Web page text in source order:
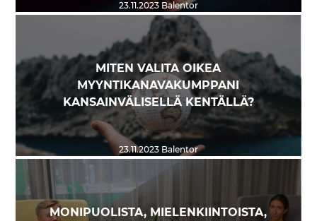
23.11.2023Balentor
MITEN VALITA OIKEA
MYYNTIKANAVAKUMPPANI
KANSAINVÄLISELLÄ KENTÄLLÄ?
23.11.2023Balentor
MONIPUOLISTA, MIELENKIINTOISTA,